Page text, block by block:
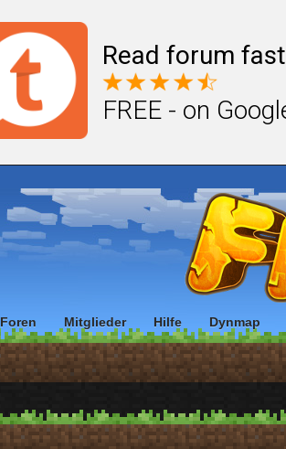
Read forum
FREE - on
Foren Mitglieder Hilfe Dynmap